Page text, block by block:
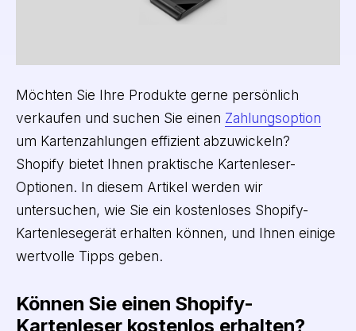
Möchten Sie Ihre Produkte gerne persönlich
verkaufen und suchen Sie einen Zahlungsoption
um Kartenzahlungen effizient abzuwickeln?
Shopify bietet Ihnen praktische Kartenleser-
Optionen. In diesem Artikel werden wir
untersuchen, wie Sie ein kostenloses Shopify-
Kartenlesegerät erhalten können, und Ihnen einige
wertvolle Tipps geben.
Können Sie einen Shopify-
Kartenleser kostenlos erhalten?